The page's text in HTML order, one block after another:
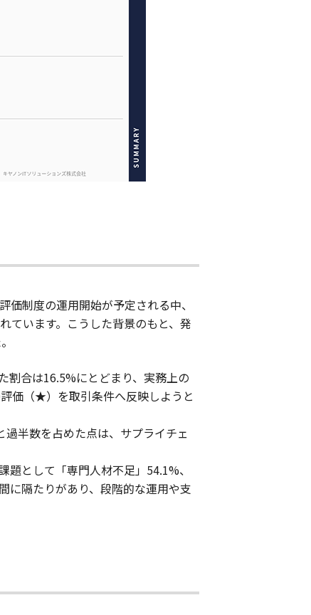
制度の運用開始が予定される中、
ています。こうした背景のもと、発
割合は16.5%にとどまり、実務上の
価（★）を取引条件へ反映しようと
半数を占めた点は、サプライチェ
として「専門人材不足」54.1%、
に隔たりがあり、段階的な運用や支